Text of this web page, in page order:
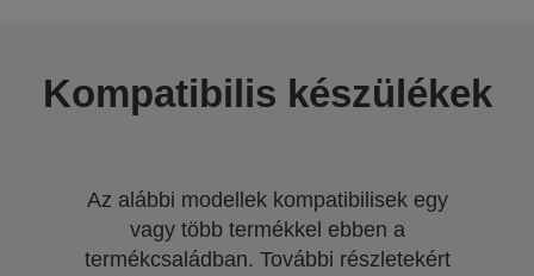
Kompatibilis készülékek
Az alábbi modellek kompatibilisek egy
vagy több termékkel ebben a
termékcsaládban. További részletekért